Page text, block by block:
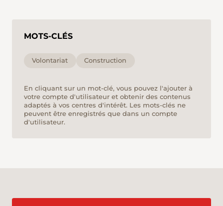
MOTS-CLÉS
Volontariat Construction
En cliquant sur un mot-clé, vous pouvez l'ajouter à
votre compte d'utilisateur et obtenir des contenus
adaptés à vos centres d'intérêt. Les mots-clés ne
peuvent être enregistrés que dans un compte
d'utilisateur.